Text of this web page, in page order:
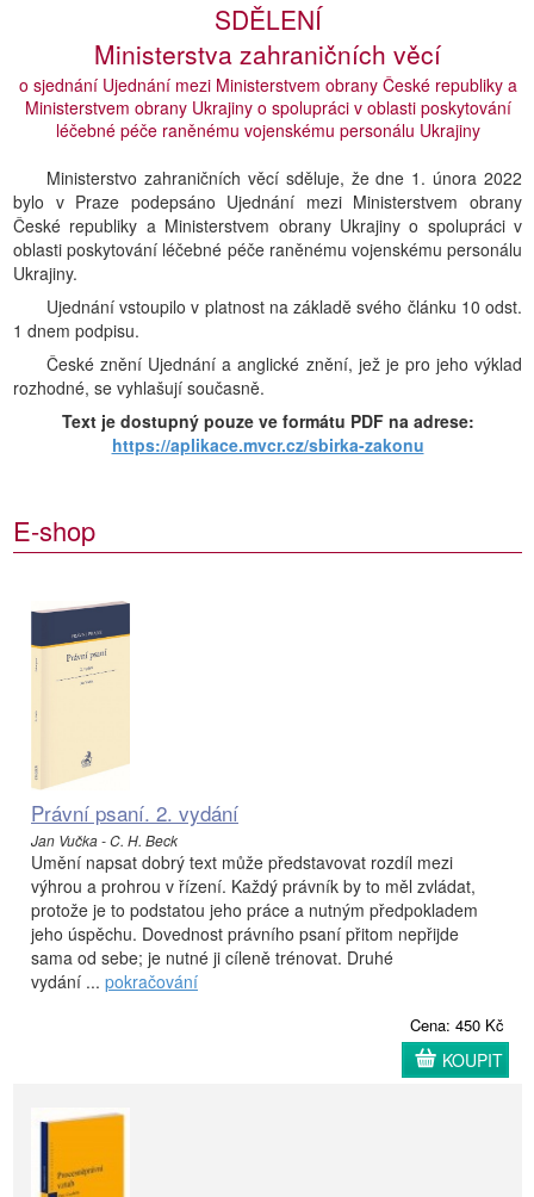
SDĚLENÍ
Ministerstva zahraničních věcí
o sjednání Ujednání mezi Ministerstvem obrany České republiky a
Ministerstvem obrany Ukrajiny o spolupráci v oblasti poskytování
léčebné péče raněnému vojenskému personálu Ukrajiny
Ministerstvo zahraničních věcí sděluje, že dne 1. února 2022
bylo v Praze podepsáno Ujednání mezi Ministerstvem obrany
České republiky a Ministerstvem obrany Ukrajiny o spolupráci v
oblasti poskytování léčebné péče raněnému vojenskému personálu
Ukrajiny.
Ujednání vstoupilo v platnost na základě svého článku 10 odst.
1 dnem podpisu.
České znění Ujednání a anglické znění, jež je pro jeho výklad
rozhodné, se vyhlašují současně.
Text je dostupný pouze ve formátu PDF na adrese:
https://aplikace.mvcr.cz/sbirka-zakonu
E-shop
Právní psaní. 2. vydání
Jan Vučka - C. H. Beck
Umění napsat dobrý text může představovat rozdíl mezi
výhrou a prohrou v řízení. Každý právník by to měl zvládat,
protože je to podstatou jeho práce a nutným předpokladem
jeho úspěchu. Dovednost právního psaní přitom nepřijde
sama od sebe; je nutné ji cíleně trénovat. Druhé
vydání ... pokračování
Cena: 450 Kč
KOUPIT